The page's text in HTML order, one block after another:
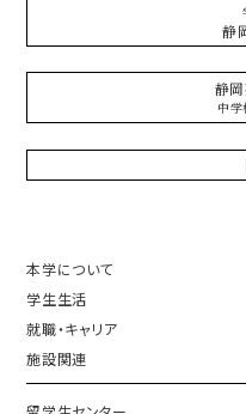
静
静
中
本学について
学生生活
就職・キャリア
施設関連